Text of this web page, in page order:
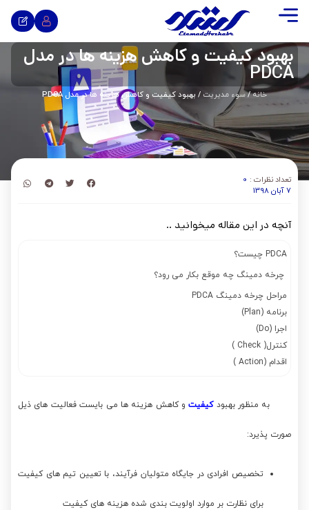
بهبود کیفیت و کاهش هزینه ها در مدل
PDCA
خانه/سوء مدیریت / بهبود کیفیت و کاهش هزینه ها در مدل PDCA
تعداد نظرات : 0
7 آبان 1398
آنچه در این مقاله میخوانید ..
PDCA چیست؟
چرخه دمینگ چه موقع بکار می رود؟
مراحل چرخه دمینگ PDCA
برنامه (Plan)
اجرا (Do)
کنترل( Check )
اقدام (Action )
به منظور بهبودکیفیتو کاهش هزینه ها می بایست فعالیت های ذیل
صورت پذیرد:
تخصیص افرادی در جایگاه متولیان فرآیند، با تعیین تیم های کیفیت
برای نظارت بر موارد اولویت بندی شده هزینه های کیفیت